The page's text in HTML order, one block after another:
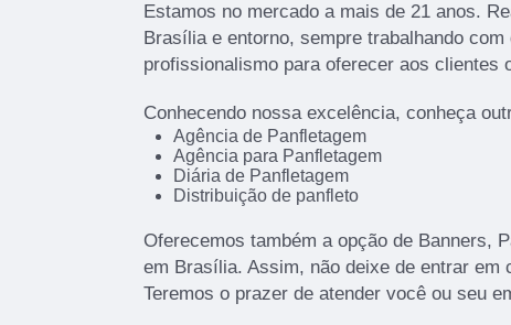
Estamos no mercado a mais de 21 anos.
Brasília e entorno, sempre trabalhando com
profissionalismo para oferecer aos clientes
Conhecendo nossa excelência, conheça
Agência de Panfletagem
Agência para Panfletagem
Diária de Panfletagem
Distribuição de panfleto
Oferecemos também a opção de Banners,
em Brasília. Assim, não deixe de entrar em
Teremos o prazer de atender você ou seu